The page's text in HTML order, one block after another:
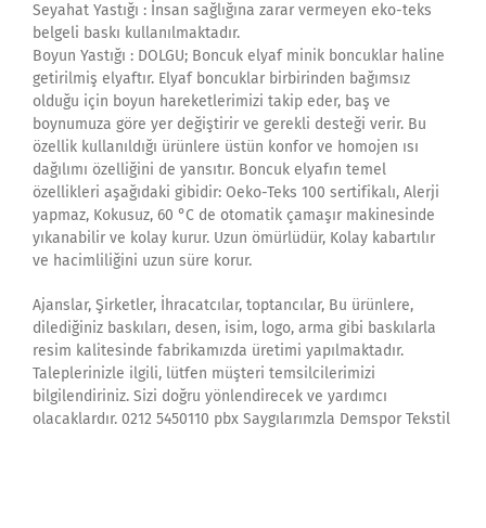
Seyahat Yastığı : İnsan sağlığına zarar vermeyen eko-teks
belgeli baskı kullanılmaktadır.
Boyun Yastığı : DOLGU; Boncuk elyaf minik boncuklar haline
getirilmiş elyaftır. Elyaf boncuklar birbirinden bağımsız
olduğu için boyun hareketlerimizi takip eder, baş ve
boynumuza göre yer değiştirir ve gerekli desteği verir. Bu
özellik kullanıldığı ürünlere üstün konfor ve homojen ısı
dağılımı özelliğini de yansıtır. Boncuk elyafın temel
özellikleri aşağıdaki gibidir: Oeko-Teks 100 sertifikalı, Alerji
yapmaz, Kokusuz, 60 °C de otomatik çamaşır makinesinde
yıkanabilir ve kolay kurur. Uzun ömürlüdür, Kolay kabartılır
ve hacimliliğini uzun süre korur.
Ajanslar, Şirketler, İhracatcılar, toptancılar, Bu ürünlere,
dilediğiniz baskıları, desen, isim, logo, arma gibi baskılarla
resim kalitesinde fabrikamızda üretimi yapılmaktadır.
Taleplerinizle ilgili, lütfen müşteri temsilcilerimizi
bilgilendiriniz. Sizi doğru yönlendirecek ve yardımcı
olacaklardır. 0212 5450110 pbx Saygılarımzla Demspor Tekstil